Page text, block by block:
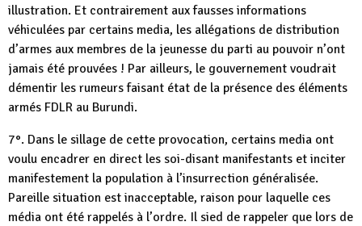
illustration. Et contrairement aux fausses informations
véhiculées par certains media, les allégations de distribution
d’armes aux membres de la jeunesse du parti au pouvoir n’ont
jamais été prouvées ! Par ailleurs, le gouvernement voudrait
démentir les rumeurs faisant état de la présence des éléments
armés FDLR au Burundi.
7°. Dans le sillage de cette provocation, certains media ont
voulu encadrer en direct les soi-disant manifestants et inciter
manifestement la population à l’insurrection généralisée.
Pareille situation est inacceptable, raison pour laquelle ces
média ont été rappelés à l’ordre. Il sied de rappeler que lors de